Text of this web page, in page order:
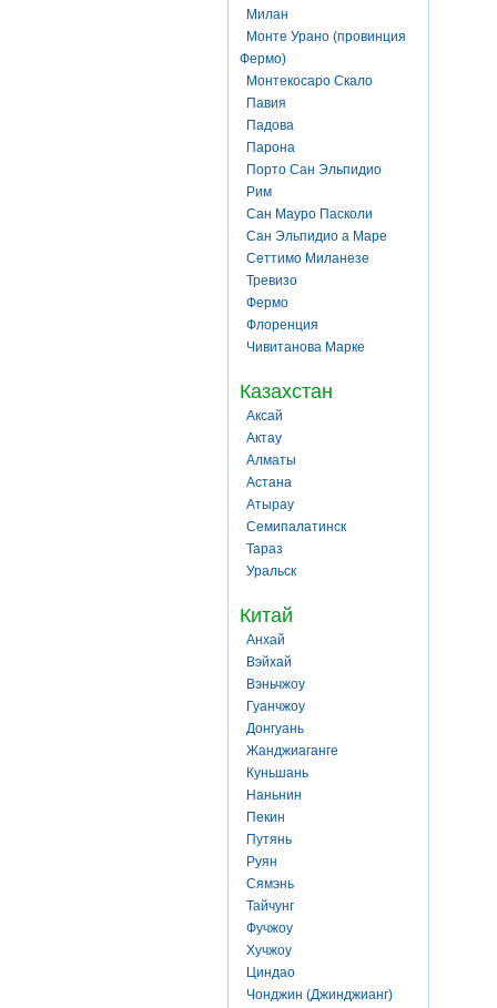
Милан
Монте Урано (провинция
Фермо)
Монтекосаро Скало
Павия
Падова
Парона
Порто Сан Эльпидио
Рим
Сан Мауро Пасколи
Сан Эльпидио а Маре
Сеттимо Миланезе
Тревизо
Фермо
Флоренция
Чивитанова Марке
Казахстан
Аксай
Актау
Алматы
Астана
Атырау
Семипалатинск
Тараз
Уральск
Китай
Анхай
Вэйхай
Вэньчжоу
Гуанчжоу
Донгуань
Жанджиаганге
Куньшань
Наньнин
Пекин
Путянь
Руян
Сямэнь
Тайчунг
Фучжоу
Хучжоу
Циндао
Чонджин (Джинджианг)